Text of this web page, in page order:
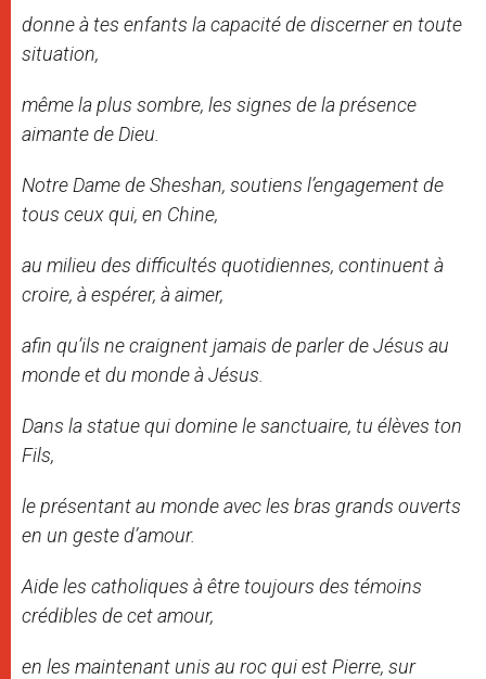
donne à tes enfants la capacité de discerner en toute
situation,
même la plus sombre, les signes de la présence
aimante de Dieu.
Notre Dame de Sheshan, soutiens l’engagement de
tous ceux qui, en Chine,
au milieu des difficultés quotidiennes, continuent à
croire, à espérer, à aimer,
afin qu’ils ne craignent jamais de parler de Jésus au
monde et du monde à Jésus.
Dans la statue qui domine le sanctuaire, tu élèves ton
Fils,
le présentant au monde avec les bras grands ouverts
en un geste d’amour.
Aide les catholiques à être toujours des témoins
crédibles de cet amour,
en les maintenant unis au roc qui est Pierre, sur